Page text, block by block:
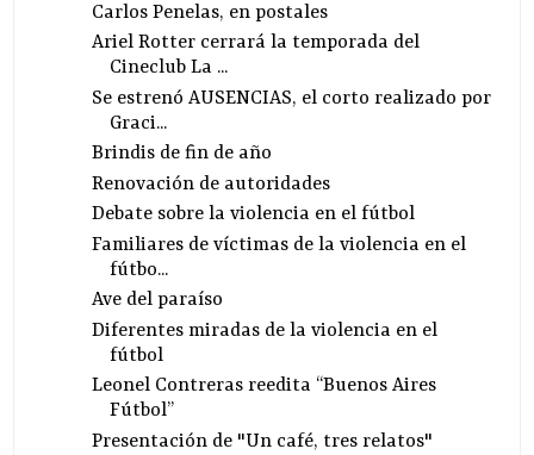
Carlos Penelas, en postales
Ariel Rotter cerrará la temporada del
Cineclub La ...
Se estrenó AUSENCIAS, el corto realizado por
Graci...
Brindis de fin de año
Renovación de autoridades
Debate sobre la violencia en el fútbol
Familiares de víctimas de la violencia en el
fútbo...
Ave del paraíso
Diferentes miradas de la violencia en el
fútbol
Leonel Contreras reedita “Buenos Aires
Fútbol”
Presentación de "Un café, tres relatos"